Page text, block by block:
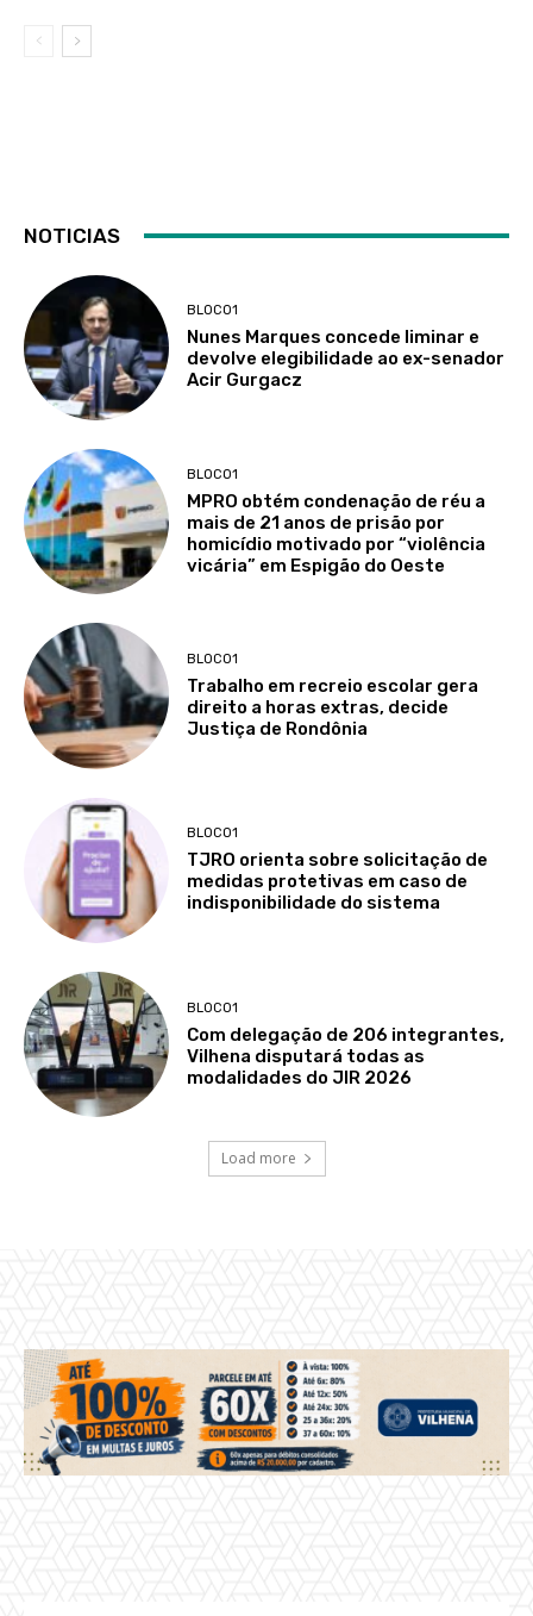
NOTICIAS
BLOCO1
Nunes Marques concede liminar e
devolve elegibilidade ao ex-senador
Acir Gurgacz
BLOCO1
MPRO obtém condenação de réu a
mais de 21 anos de prisão por
homicídio motivado por “violência
vicária” em Espigão do Oeste
BLOCO1
Trabalho em recreio escolar gera
direito a horas extras, decide
Justiça de Rondônia
BLOCO1
TJRO orienta sobre solicitação de
medidas protetivas em caso de
indisponibilidade do sistema
BLOCO1
Com delegação de 206 integrantes,
Vilhena disputará todas as
modalidades do JIR 2026
Load more